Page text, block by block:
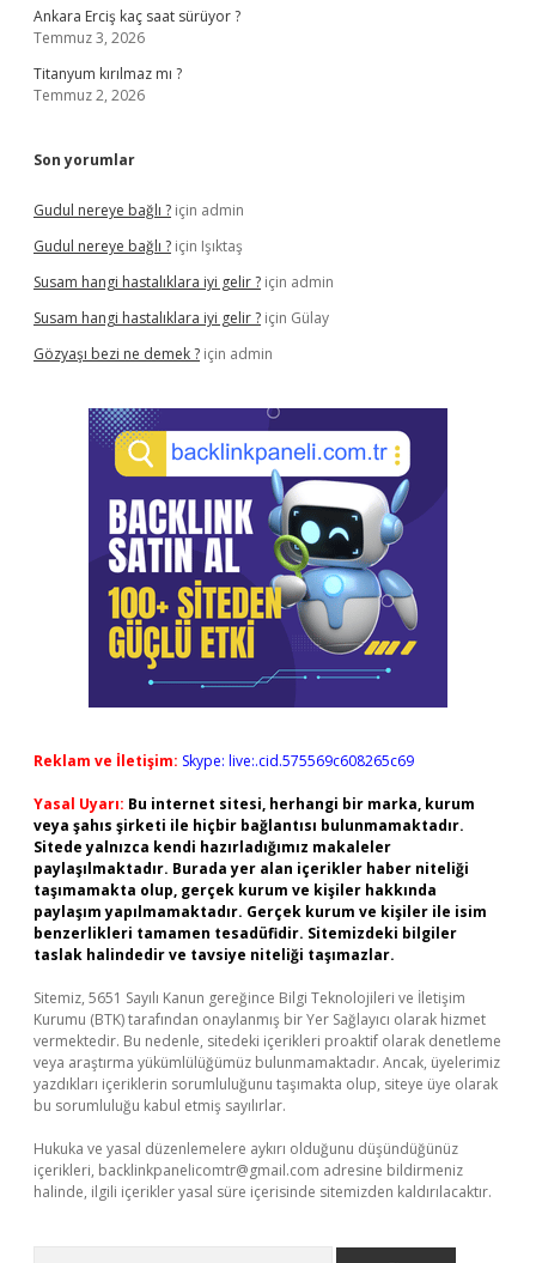
Ankara Erciş kaç saat sürüyor ?
Temmuz 3, 2026
Titanyum kırılmaz mı ?
Temmuz 2, 2026
Son yorumlar
Gudul nereye bağlı ? için admin
Gudul nereye bağlı ? için Işıktaş
Susam hangi hastalıklara iyi gelir ? için admin
Susam hangi hastalıklara iyi gelir ? için Gülay
Gözyaşı bezi ne demek ? için admin
Reklam ve İletişim: Skype: live:.cid.575569c608265c69
Yasal Uyarı: Bu internet sitesi, herhangi bir marka, kurum
veya şahıs şirketi ile hiçbir bağlantısı bulunmamaktadır.
Sitede yalnızca kendi hazırladığımız makaleler
paylaşılmaktadır. Burada yer alan içerikler haber niteliği
taşımamakta olup, gerçek kurum ve kişiler hakkında
paylaşım yapılmamaktadır. Gerçek kurum ve kişiler ile isim
benzerlikleri tamamen tesadüfidir. Sitemizdeki bilgiler
taslak halindedir ve tavsiye niteliği taşımazlar.
Sitemiz, 5651 Sayılı Kanun gereğince Bilgi Teknolojileri ve İletişim
Kurumu (BTK) tarafından onaylanmış bir Yer Sağlayıcı olarak hizmet
vermektedir. Bu nedenle, sitedeki içerikleri proaktif olarak denetleme
veya araştırma yükümlülüğümüz bulunmamaktadır. Ancak, üyelerimiz
yazdıkları içeriklerin sorumluluğunu taşımakta olup, siteye üye olarak
bu sorumluluğu kabul etmiş sayılırlar.
Hukuka ve yasal düzenlemelere aykırı olduğunu düşündüğünüz
içerikleri, backlinkpanelicomtr@gmail.com adresine bildirmeniz
halinde, ilgili içerikler yasal süre içerisinde sitemizden kaldırılacaktır.